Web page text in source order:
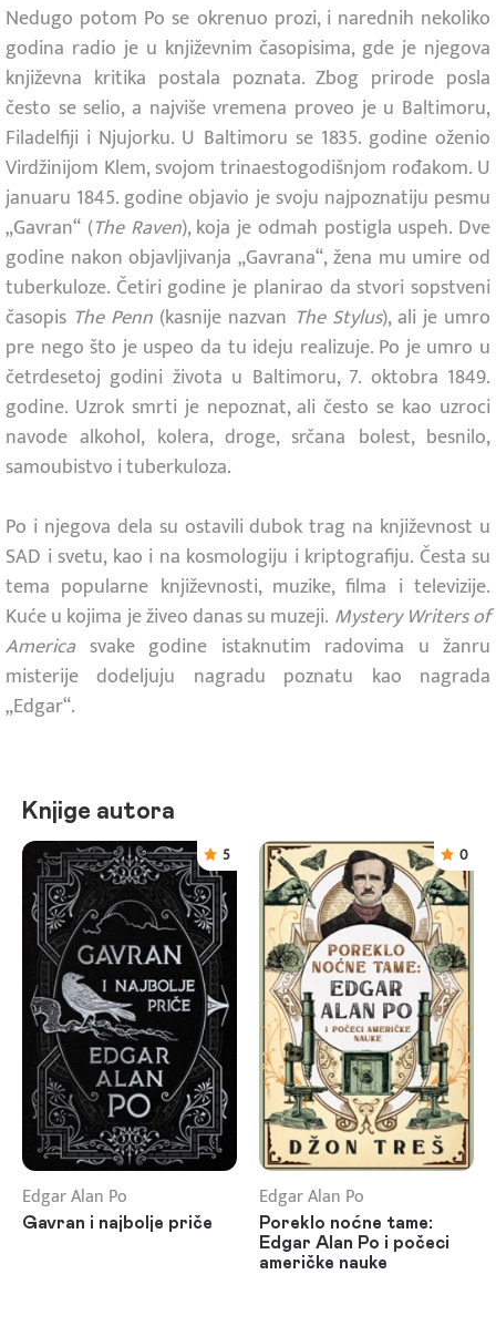
Nedugo potom Po se okrenuo prozi, i narednih nekoliko
godina radio je u književnim časopisima, gde je njegova
književna kritika postala poznata. Zbog prirode posla
često se selio, a najviše vremena proveo je u Baltimoru,
Filadelfiji i Njujorku. U Baltimoru se 1835. godine oženio
Virdžinijom Klem, svojom trinaestogodišnjom rođakom. U
januaru 1845. godine objavio je svoju najpoznatiju pesmu
„Gavran“ (The Raven), koja je odmah postigla uspeh. Dve
godine nakon objavljivanja „Gavrana“, žena mu umire od
tuberkuloze. Četiri godine je planirao da stvori sopstveni
časopis The Penn (kasnije nazvan The Stylus), ali je umro
pre nego što je uspeo da tu ideju realizuje. Po je umro u
četrdesetoj godini života u Baltimoru, 7. oktobra 1849.
godine. Uzrok smrti je nepoznat, ali često se kao uzroci
navode alkohol, kolera, droge, srčana bolest, besnilo,
samoubistvo i tuberkuloza.
Po i njegova dela su ostavili dubok trag na književnost u
SAD i svetu, kao i na kosmologiju i kriptografiju. Česta su
tema popularne književnosti, muzike, filma i televizije.
Kuće u kojima je živeo danas su muzeji. Mystery Writers of
Americasvake godine istaknutim radovima u žanru
misterije dodeljuju nagradu poznatu kao nagrada
„Edgar“.
Knjige autora
5
Edgar Alan Po
Gavran i najbolje priče
0
Edgar Alan Po
Poreklo noćne tame:
Edgar Alan Po i počeci
američke nauke